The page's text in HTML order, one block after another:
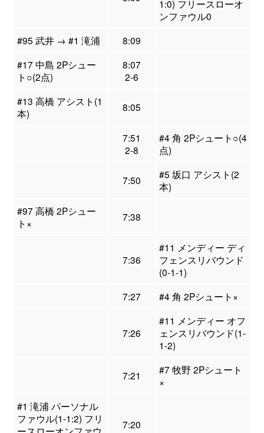
1:0) フリースローオ
ンファウル0
#95 武井 → #1 滝浦
8:09
#17 中島 2Pシュー
ト○(2点)
8:07
2-6
#13 高橋 アシスト(1
本)
8:05
7:51
2-8
#4 角 2Pシュート○(4
点)
7:50
#5 坂口 アシスト(2
本)
#97 高橋 2Pシュー
ト×
7:38
7:36
#11 メンディー ディ
フェンスリバウンド
(0-1-1)
7:27
#4 角 2Pシュート×
7:26
#11 メンディー オフ
ェンスリバウンド(1-
1-2)
7:21
#7 牧野 2Pシュート
×
#1 滝浦 パーソナル
ファウル(1-1:2) フリ
7:20